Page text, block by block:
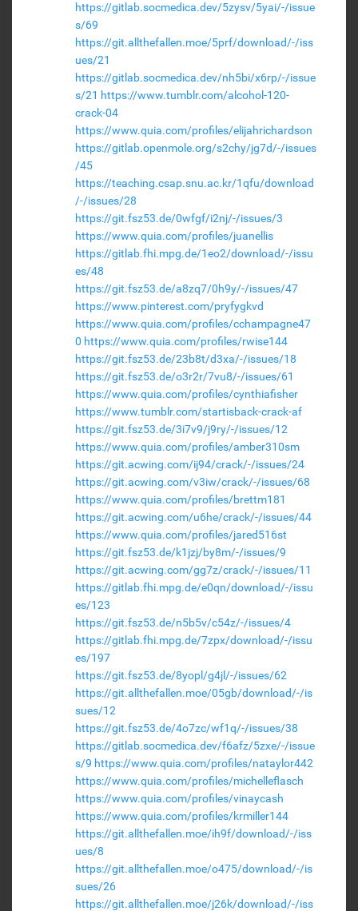
https://gitlab.socmedica.dev/5zysv/5yai/-/issue
s/69
https://git.allthefallen.moe/5prf/download/-/iss
ues/21
https://gitlab.socmedica.dev/nh5bi/x6rp/-/issue
s/21 https://www.tumblr.com/alcohol-120-
crack-04
https://www.quia.com/profiles/elijahrichardson
https://gitlab.openmole.org/s2chy/jg7d/-/issues
/45
https://teaching.csap.snu.ac.kr/1qfu/download
/-/issues/28
https://git.fsz53.de/0wfgf/i2nj/-/issues/3
https://www.quia.com/profiles/juanellis
https://gitlab.fhi.mpg.de/1eo2/download/-/issu
es/48
https://git.fsz53.de/a8zq7/0h9y/-/issues/47
https://www.pinterest.com/pryfygkvd
https://www.quia.com/profiles/cchampagne47
0 https://www.quia.com/profiles/rwise144
https://git.fsz53.de/23b8t/d3xa/-/issues/18
https://git.fsz53.de/o3r2r/7vu8/-/issues/61
https://www.quia.com/profiles/cynthiafisher
https://www.tumblr.com/startisback-crack-af
https://git.fsz53.de/3i7v9/j9ry/-/issues/12
https://www.quia.com/profiles/amber310sm
https://git.acwing.com/ij94/crack/-/issues/24
https://git.acwing.com/v3iw/crack/-/issues/68
https://www.quia.com/profiles/brettm181
https://git.acwing.com/u6he/crack/-/issues/44
https://www.quia.com/profiles/jared516st
https://git.fsz53.de/k1jzj/by8m/-/issues/9
https://git.acwing.com/gg7z/crack/-/issues/11
https://gitlab.fhi.mpg.de/e0qn/download/-/issu
es/123
https://git.fsz53.de/n5b5v/c54z/-/issues/4
https://gitlab.fhi.mpg.de/7zpx/download/-/issu
es/197
https://git.fsz53.de/8yopl/g4jl/-/issues/62
https://git.allthefallen.moe/05gb/download/-/is
sues/12
https://git.fsz53.de/4o7zc/wf1q/-/issues/38
https://gitlab.socmedica.dev/f6afz/5zxe/-/issue
s/9 https://www.quia.com/profiles/nataylor442
https://www.quia.com/profiles/michelleflasch
https://www.quia.com/profiles/vinaycash
https://www.quia.com/profiles/krmiller144
https://git.allthefallen.moe/ih9f/download/-/iss
ues/8
https://git.allthefallen.moe/o475/download/-/is
sues/26
https://git.allthefallen.moe/j26k/download/-/iss